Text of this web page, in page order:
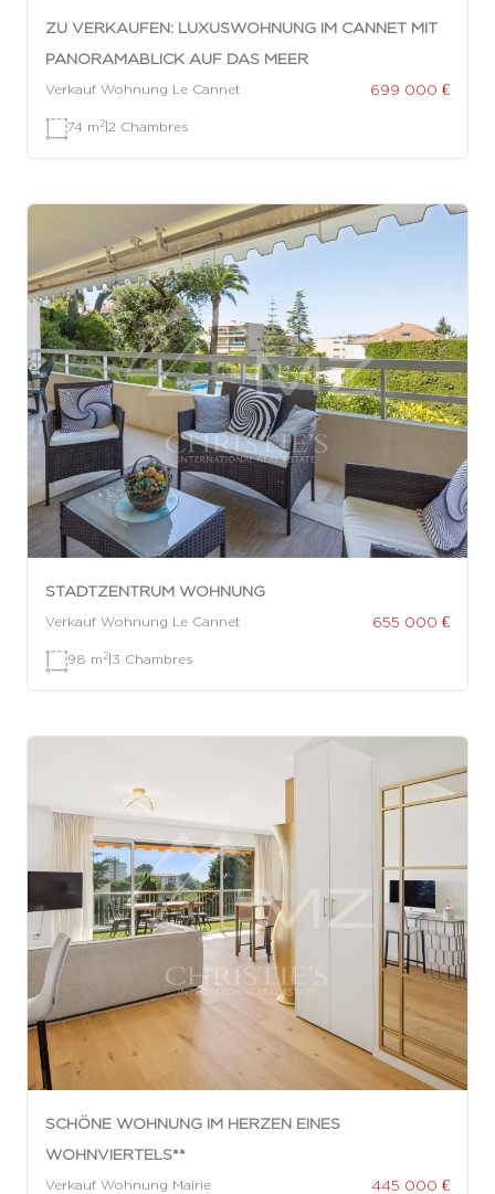
ZU VERKAUFEN: LUXUSWOHNUNG IM CANNET MIT
PANORAMABLICK AUF DAS MEER
Verkauf Wohnung Le Cannet 699 000 €
74 m 2|2 Chambres
STADTZENTRUM WOHNUNG
Verkauf Wohnung Le Cannet 655 000 €
98 m 2|3 Chambres
SCHÖNE WOHNUNG IM HERZEN EINES
WOHNVIERTELS**
Verkauf Wohnung Mairie 445 000 €